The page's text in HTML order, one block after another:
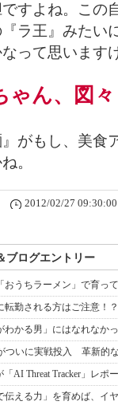
ですよね。こ
『ラ王』みたい
なって思います
ゃん、図
がもし、美食
。
2012/02/27 09:30:00
ブログエントリー
おうちラーメン」で育っ
転勤される方はご注意！
わかる男」にはなれなか
ついに実戦投入 革新的
「AI Threat Tracker」レ
伝える力」を育めば、